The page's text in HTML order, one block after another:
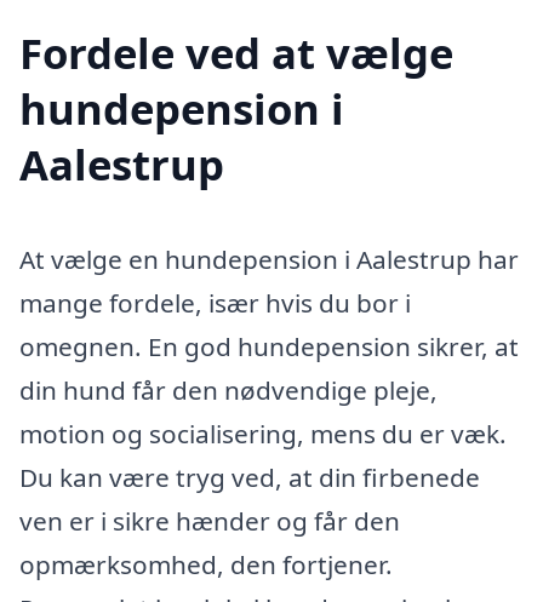
Fordele ved at vælge
hundepension i
Aalestrup
At vælge en hundepension i Aalestrup har
mange fordele, især hvis du bor i
omegnen. En god hundepension sikrer, at
din hund får den nødvendige pleje,
motion og socialisering, mens du er væk.
Du kan være tryg ved, at din firbenede
ven er i sikre hænder og får den
opmærksomhed, den fortjener.